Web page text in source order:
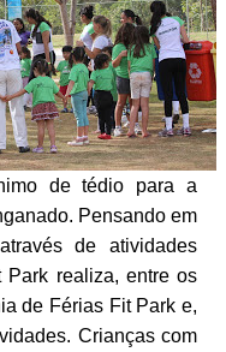
de tédio para a
Pensando em
de atividades
realiza, entre os
de Férias Fit Park e,
Crianças com